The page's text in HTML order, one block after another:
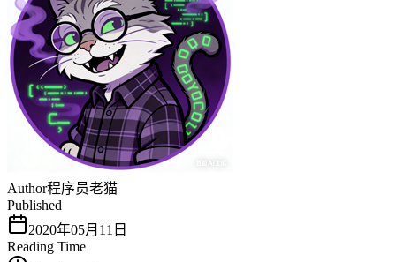
Author程序员老猫
Published
2020年05月11日
Reading Time